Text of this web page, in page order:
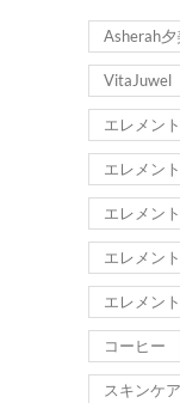
Asherah夕
VitaJuwel
エレメン
エレメン
エレメン
エレメン
エレメン
コーヒー
スキンケア